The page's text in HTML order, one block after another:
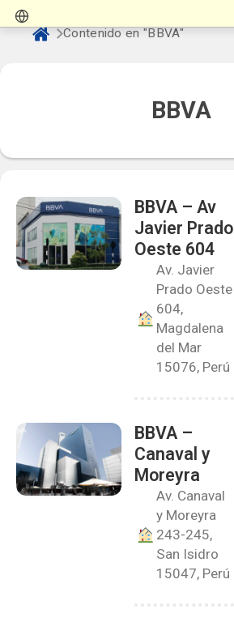
Contenido en "BBVA"
BBVA
BBVA – Av
Javier Prado
Oeste 604
Av. Javier
Prado Oeste
604,
Magdalena
del Mar
15076, Perú
BBVA –
Canaval y
Moreyra
Av. Canaval
y Moreyra
243-245,
San Isidro
15047, Perú